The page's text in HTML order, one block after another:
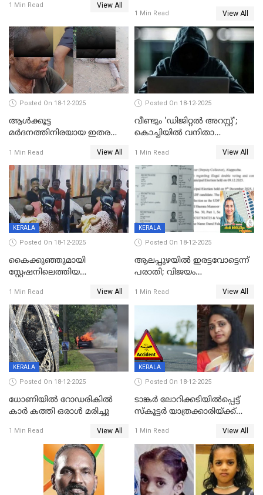
1 Min Read View All
1 Min Read View All
Posted On 18-12-2025
ആൾക്കൂട്ട
മർദനത്തിനിരയായ ഇതര
നടുക്കുന്ന സംഭവം
വാളയാറിൽ
1 Min Read View All
Posted On 18-12-2025
വീണ്ടും 'ഡിജിറ്റല്‍ അറസ്റ്റ്';
കൊച്ചിയില്‍ വനിതാ
കോടി രൂപ
1 Min Read View All
KERALA
Posted On 18-12-2025
കൈക്കുഞ്ഞുമായി
സ്റ്റേഷനിലെത്തിയ
കരണത്തടിച്ചു; CC ടിവി
ദൃശ്യങ്ങൾ പുറത്ത്
1 Min Read View All
KERALA
Posted On 18-12-2025
ആലപ്പുഴയിൽ ഇരട്ടവോട്ടെന്ന്
പരാതി; വിജയം
വാർഡിലെ എൽഡിഎഫ്
സ്ഥാനാർത്ഥി
1 Min Read View All
KERALA
Posted On 18-12-2025
ധോണിയിൽ റോഡരികിൽ
കാർ കത്തി ഒരാൾ മരിച്ചു
1 Min Read View All
KERALA
Posted On 18-12-2025
ടാങ്കർ ലോറിക്കടിയിൽപ്പെട്ട്
സ്കൂട്ടർ യാത്രക്കാരിയ്ക്ക്
കണ്ടോത്ത് ദേശീയ പാതയിൽ
1 Min Read View All